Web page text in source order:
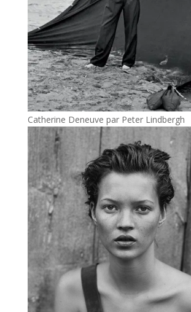
Catherine Deneuve par Peter Lindbergh